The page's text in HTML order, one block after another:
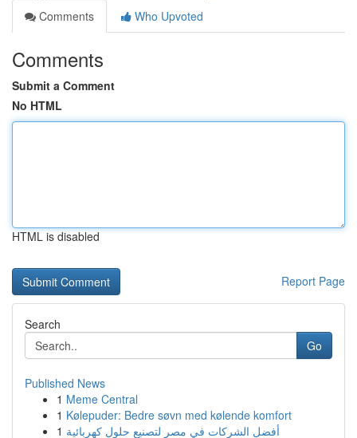
Comments
Who Upvoted
Comments
Submit a Comment
No HTML
HTML is disabled
Report Page
Search
Go
Published News
1 Meme Central
1 Kølepuder: Bedre søvn med kølende komfort
1 أفضل الشركات في مصر لتصنيع حلول كهربائية